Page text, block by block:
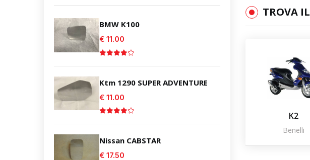
BMW K100
€ 11.00
Ktm 1290 SUPER ADVENTURE
€ 11.00
Nissan CABSTAR
€ 17.50
TROVA IL
K2
Benelli